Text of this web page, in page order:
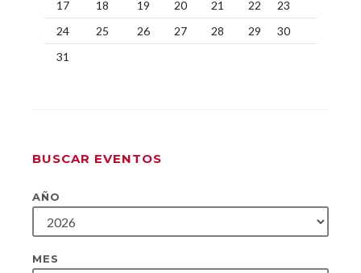
17
18 19 20 21 22
23
24
25 26 27 28 29
30
31
BUSCAR EVENTOS
AÑO
MES